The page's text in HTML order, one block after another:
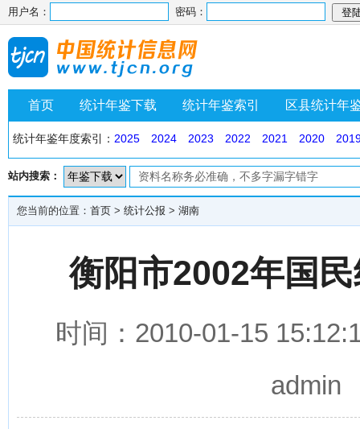
用户名： 密码：
首页 统计年鉴下载 统计年鉴索引 区县统计年
统计年鉴年度索引： 2025 2024 2023 2022 2021 2020
站内搜索：
您当前的位置： 首页 > 统计公报 > 湖南
衡阳市2002年国
时间：2010-01-15
admin